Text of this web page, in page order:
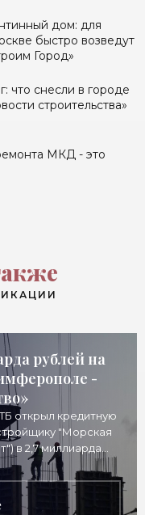
дом: для
быстро возведут
Город»
что снесли в городе
строительства»
МКД - это
рублей на
-
открыл кредитную
"Морская
в 2,7 миллиарда